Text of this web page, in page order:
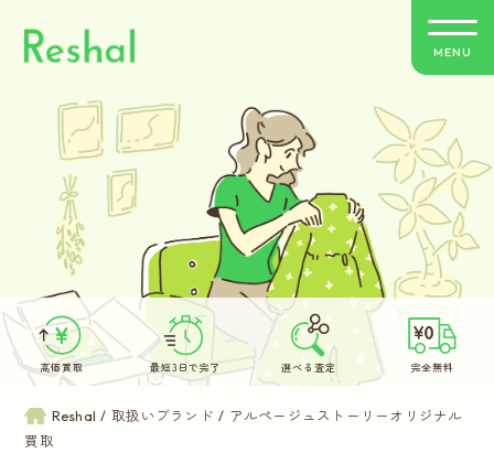
リシャールの特徴
買取方法のご案内
取扱いブランド
よくあるご質問
お客さまの声
MENU
高価買取 最短3日で完了 選べる査定 完全無料
Reshal 取扱いブランド
アルページュストーリーオリジナル
買取